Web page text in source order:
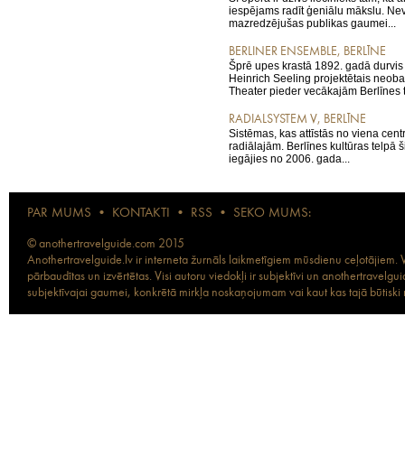
iespējams radīt ģeniālu mākslu.
mazredzējušas publikas gaumei...
BERLINER ENSEMBLE, BERLĪNE
Šprē upes krastā 1892. gadā
Heinrich Seeling projektētais
Theater pieder vecākajām Berlīnes
RADIALSYSTEM V, BERLĪNE
Sistēmas, kas attīstās no viena
radiālajām. Berlīnes kultūras telpā
iegājies no 2006. gada...
PAR MUMS • KONTAKTI • RSS • SEKO MUMS:
© anothertravelguide.com 2015
Anothertravelguide.lv ir interneta žurnāls laikmetīgiem mūsdienu
pārbaudītas un izvērtētas. Visi autoru viedokļi ir subjektīvi un
subjektīvajai gaumei, konkrētā mirkļa noskaņojumam vai kaut kas tajā